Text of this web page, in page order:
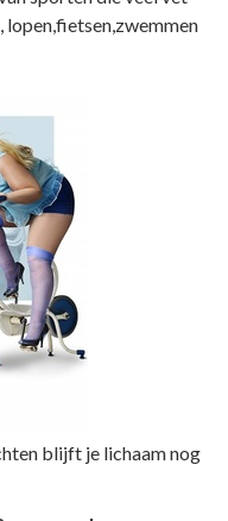
lopen,fietsen,zwemmen
blijft je lichaam nog